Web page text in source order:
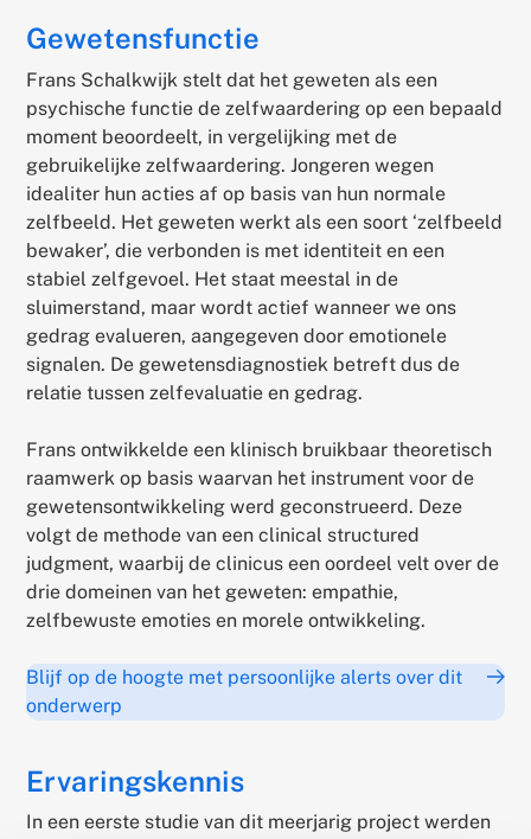
Gewetensfunctie
Frans Schalkwijk stelt dat het geweten als een
psychische functie de zelfwaardering op een bepaald
moment beoordeelt, in vergelijking met de
gebruikelijke zelfwaardering. Jongeren wegen
idealiter hun acties af op basis van hun normale
zelfbeeld. Het geweten werkt als een soort ‘zelfbeeld
bewaker’, die verbonden is met identiteit en een
stabiel zelfgevoel. Het staat meestal in de
sluimerstand, maar wordt actief wanneer we ons
gedrag evalueren, aangegeven door emotionele
signalen. De gewetensdiagnostiek betreft dus de
relatie tussen zelfevaluatie en gedrag.
Frans ontwikkelde een klinisch bruikbaar theoretisch
raamwerk op basis waarvan het instrument voor de
gewetensontwikkeling werd geconstrueerd. Deze
volgt de methode van een clinical structured
judgment, waarbij de clinicus een oordeel velt over de
drie domeinen van het geweten: empathie,
zelfbewuste emoties en morele ontwikkeling.
Blijf op de hoogte met persoonlijke alerts over dit
onderwerp
Ervaringskennis
In een eerste studie van dit meerjarig project werden